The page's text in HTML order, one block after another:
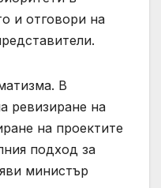
и отговори на
В
ревизиране на
на проектите
подход за
министър